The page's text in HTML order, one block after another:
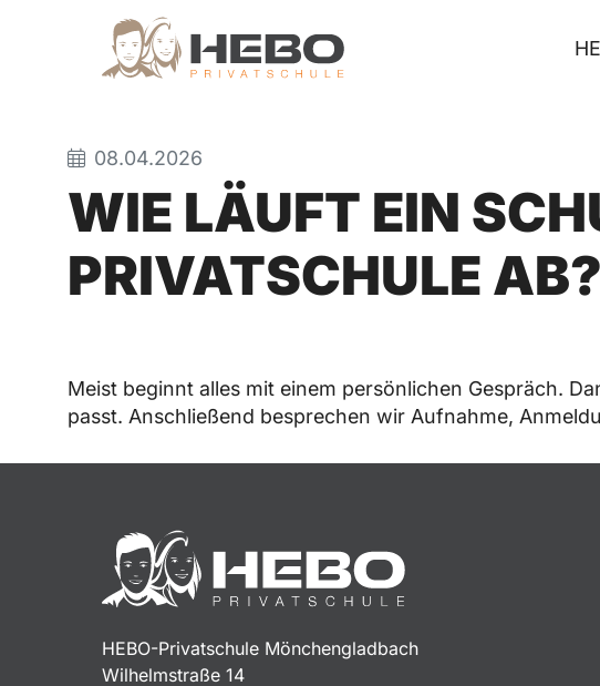
08.04.2026
WIE LÄUFT EIN
PRIVATSCHULE AB?
Meist beginnt alles mit einem persönlichen Gespräch.
passt. Anschließend besprechen wir Aufnahme,
HEBO-Privatschule Mönchengladbach
Wilhelmstraße 14